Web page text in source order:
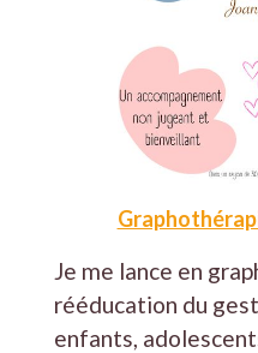
Je me lance en
rééducation du
enfants,